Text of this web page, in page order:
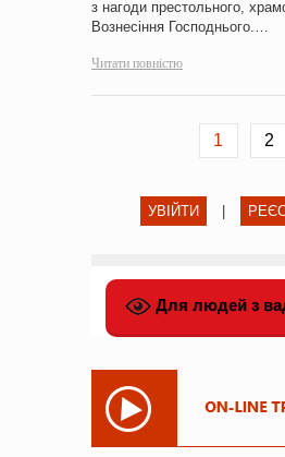
з нагоди престольного,
Вознесіння Господнього.…
Читати повністю
1 2
УВІЙТИ
Для людей з